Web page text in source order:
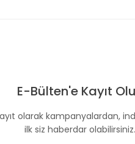
Yorum Yaz
E-Bülten'e Kayıt
olarak kampanyalardan,
ilk siz haberdar olabilirsiniz.